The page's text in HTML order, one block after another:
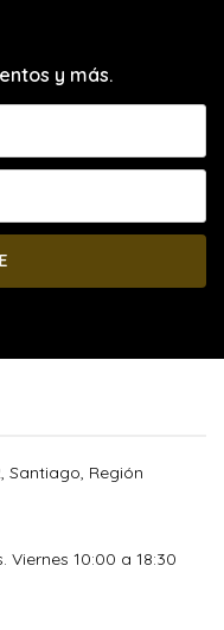
y más.
Santiago, Región
Viernes 10:00 a 18:30